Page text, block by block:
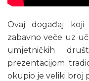
Ovaj događaj
zabavno veče uz
umjetničkih
prezentacijom
okupio je veliki broj